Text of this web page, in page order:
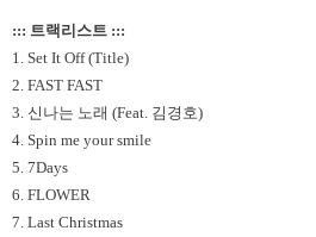
::: 트랙리스트 :::
1. Set It Off (Title)
2. FAST FAST
3. 신나는 노래 (Feat. 김경호)
4. Spin me your smile
5. 7Days
6. FLOWER
7. Last Christmas